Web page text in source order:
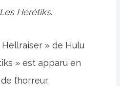
Les Hérétiks.
» de Hulu
» est apparu en
l’horreur.